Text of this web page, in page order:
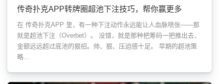
传奇扑克APP转牌圈超池下注技巧，帮你赢更多
在 传奇扑克APP 里，有一种下注动作永远能让人血脉喷张——那
就是超池下注（Overbet）。 没错，就是那种把筹码一把推出去、
金额远远超过底池的狠招。帅、狠、压迫感十足。 早期的超池策
略...